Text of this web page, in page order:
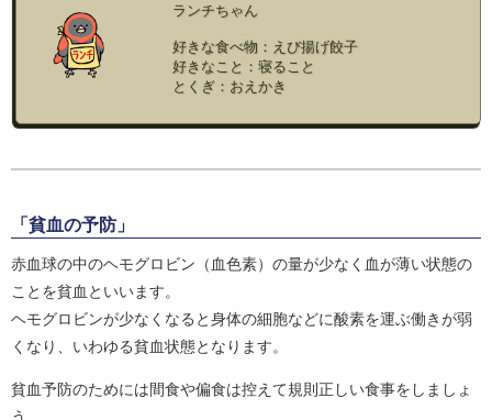
ランチちゃん
好きな食べ物：えび揚げ餃子
好きなこと：寝ること
とくぎ：おえかき
「貧血の予防」
赤血球の中のヘモグロビン（血色素）の量が少なく血が薄い状態の
ことを貧血といいます。
ヘモグロビンが少なくなると身体の細胞などに酸素を運ぶ働きが弱
くなり、いわゆる貧血状態となります。
貧血予防のためには間食や偏食は控えて規則正しい食事をしましょ